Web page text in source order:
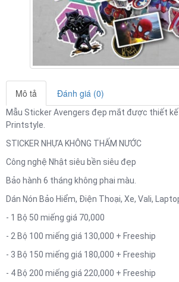
Mô tả Đánh giá (0)
Mẫu Sticker Avengers đẹp mắt được thiết
Printstyle.
STICKER NHỰA KHÔNG THẤM NƯỚC
Công nghệ Nhật siêu bền siêu đẹp
Bảo hành 6 tháng không phai màu.
Dán Nón Bảo Hiểm, Điện Thoại, Xe, Vali,
- 1 Bộ 50 miếng giá 70,000
- 2 Bộ 100 miếng giá 130,000 + Freeship
- 3 Bộ 150 miếng giá 180,000 + Freeship
- 4 Bộ 200 miếng giá 220,000 + Freeship